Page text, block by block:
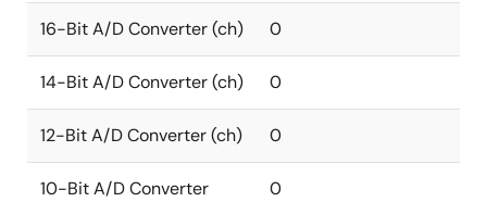
16-Bit A/D Converter (ch) 0
14-Bit A/D Converter (ch) 0
12-Bit A/D Converter (ch) 0
10-Bit A/D Converter
0